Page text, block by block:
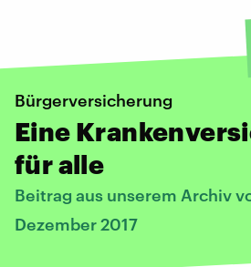
Bürgerversicherung
Eine
für alle
Beitrag aus unserem Archiv
Dezember 2017